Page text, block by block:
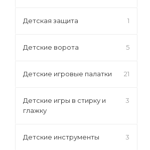
Детская защита 1
Детские ворота 5
Детские игровые палатки 21
Детские игры в стирку и
глажку
3
Детские инструменты 3